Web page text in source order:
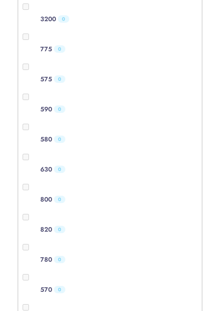
3200 0
775 0
575 0
590 0
580 0
630 0
800 0
820 0
780 0
570 0